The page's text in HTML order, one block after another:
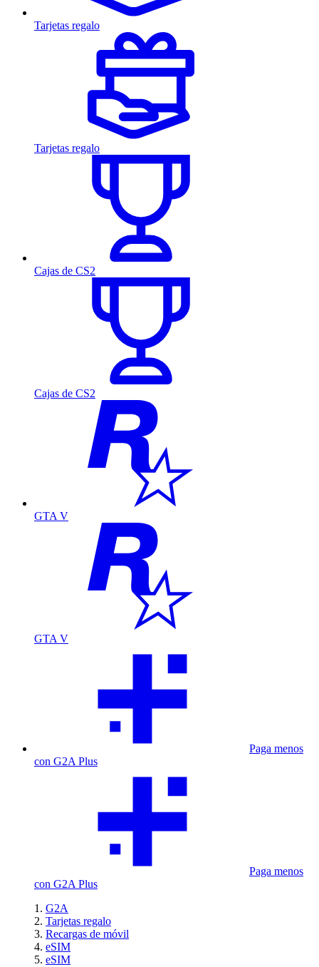
Tarjetas regalo
Tarjetas regalo
Cajas de CS2
Cajas de CS2
GTA V
GTA V
Paga menos
con G2A Plus
Paga menos
con G2A Plus
G2A
Tarjetas regalo
Recargas de móvil
eSIM
eSIM